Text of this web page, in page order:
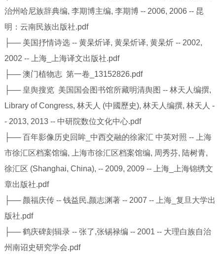
治州哈尼族辞典编, 李期博主编, 李期博 -- 2006, 2006 -- 昆
明：云南民族出版社.pdf
├── 美国抒情诗选 -- 黄杲炘译, 黄杲炘译, 黄杲炘 -- 2002,
2002 -- 上海_上海译文出版社.pdf
├── 澳门植物志 第一卷_13152826.pdf
├── 皇舆搜览 美国国会图书馆所藏明清舆图 -- 林天人编撰,
Library of Congress, 林天人 (中國歷史), 林天人编撰, 林天人 -
- 2013, 2013 -- 中研院数位文化中心.pdf
├── 百年影像历史回眸_中西交融的徐家汇 中英对照 -- 上海
市徐汇区档案馆编, 上海市徐汇区档案馆编, 周秀芬, 陆树青,
徐汇区 (Shanghai, China), -- 2009, 2009 -- 上海_上海锦绣文
章出版社.pdf
├── 颜福庆传 -- 钱益民,颜志渊著 -- 2007 -- 上海_复旦大学出
版社.pdf
├── 鹤庆碑刻辑录 -- 张了,张锡禄编 -- 2001 -- 大理白族自治
州南诏史研究学会.pdf